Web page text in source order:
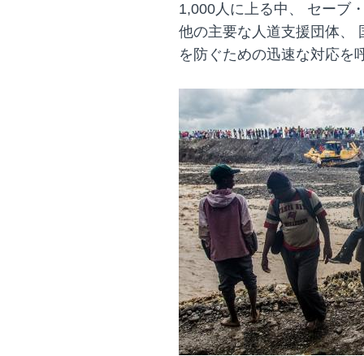
1,000人に上る中、 セーブ
他の主要な人道支援団体、
を防ぐための迅速な対応を